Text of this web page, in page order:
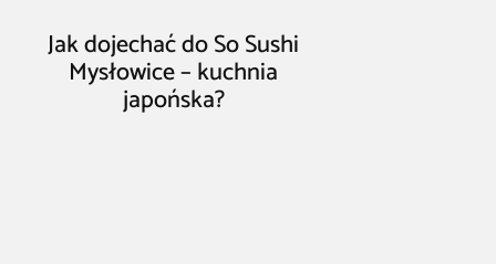
Jak dojechać do So Sushi
Mysłowice – kuchnia
japońska?